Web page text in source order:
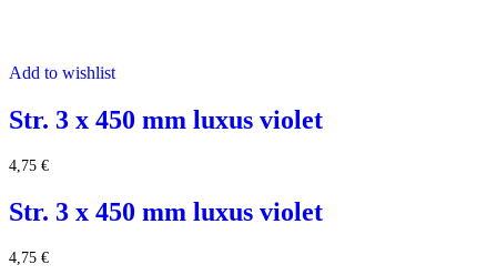
Add to wishlist
Str. 3 x 450 mm luxus violet
4,75 €
Str. 3 x 450 mm luxus violet
4,75 €